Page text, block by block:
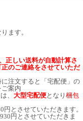
ます。
正しい送料が自動計算さ
のご連絡をさせていただ
注文すると「宅配便」の
案内
、 大型宅配便となり 梱包
とさせていただきます。
円とさせていただきま